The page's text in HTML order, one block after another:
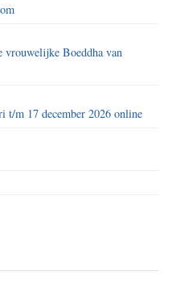
vrouwelijke Boeddha van
t/m 17 december 2026 online